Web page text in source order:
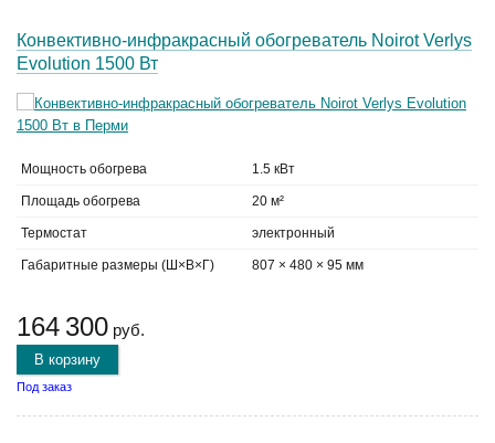
Конвективно-инфракрасный обогреватель Noirot Verlys
Evolution 1500 Вт
Мощность обогрева 1.5 кВт
Площадь обогрева 20 м²
Термостат электронный
Габаритные размеры (Ш×В×Г) 807 × 480 × 95 мм
164 300 руб.
В корзину
Под заказ